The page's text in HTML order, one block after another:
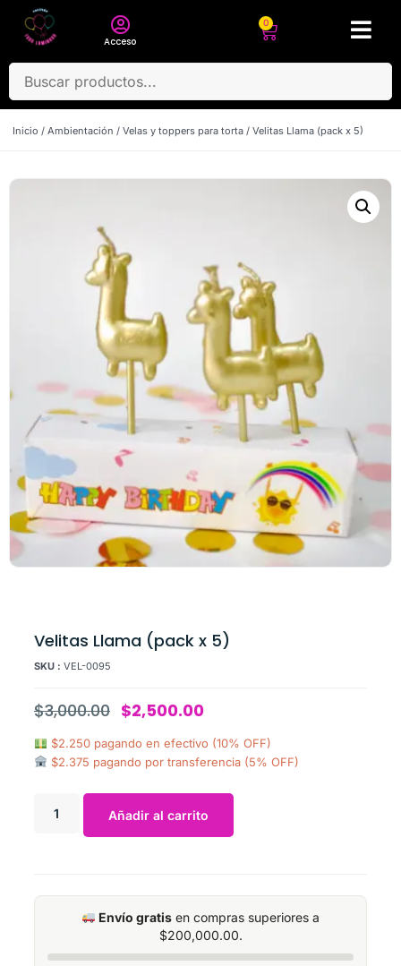
Acceso
0
Inicio / Ambientación / Velas y toppers para torta / Velitas Llama (pack x 5)
Velitas Llama (pack x 5)
SKU : VEL-0095
$3,000.00 $2,500.00
$2.250 pagando en efectivo (10% OFF)
$2.375 pagando por transferencia (5% OFF)
Añadir al carrito
Envío gratis en compras superiores a
$200,000.00.